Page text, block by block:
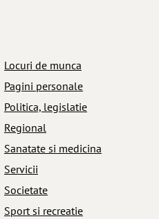
Locuri de munca
Pagini personale
Politica, legislatie
Regional
Sanatate si medicina
Servicii
Societate
Sport si recreatie